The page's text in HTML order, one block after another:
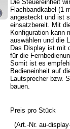
Die Steuereinheit
Flachbandkabel (1
angesteckt und ist
einsatzbereit. Mit
Konfiguration kann
auswählen und die
Das Display ist mit
für die
Somit ist es
Bedieneinheit auf
Lautsprecher bzw.
bauen.
Preis pro Stück
(Art.-Nr. au-